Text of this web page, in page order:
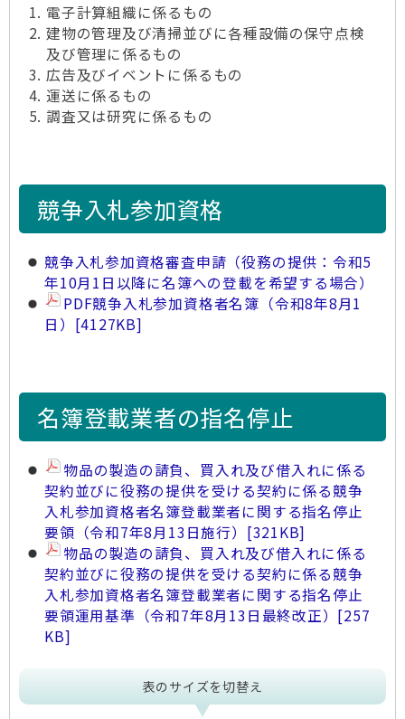
電子計算組織に係るもの
建物の管理及び清掃並びに各種設備の保守点検
及び管理に係るもの
広告及びイベントに係るもの
運送に係るもの
調査又は研究に係るもの
競争入札参加資格
競争入札参加資格審査申請（役務の提供：令和5
年10月1日以降に名簿への登載を希望する場合）
PDF競争入札参加資格者名簿（令和8年8月1
日） [4127KB]
名簿登載業者の指名停止
物品の製造の請負、買入れ及び借入れに係る
契約並びに役務の提供を受ける契約に係る競争
入札参加資格者名簿登載業者に関する指名停止
要領（令和7年8月13日施行） [321KB]
物品の製造の請負、買入れ及び借入れに係る
契約並びに役務の提供を受ける契約に係る競争
入札参加資格者名簿登載業者に関する指名停止
要領運用基準（令和7年8月13日最終改正） [257
KB]
表のサイズを切替え